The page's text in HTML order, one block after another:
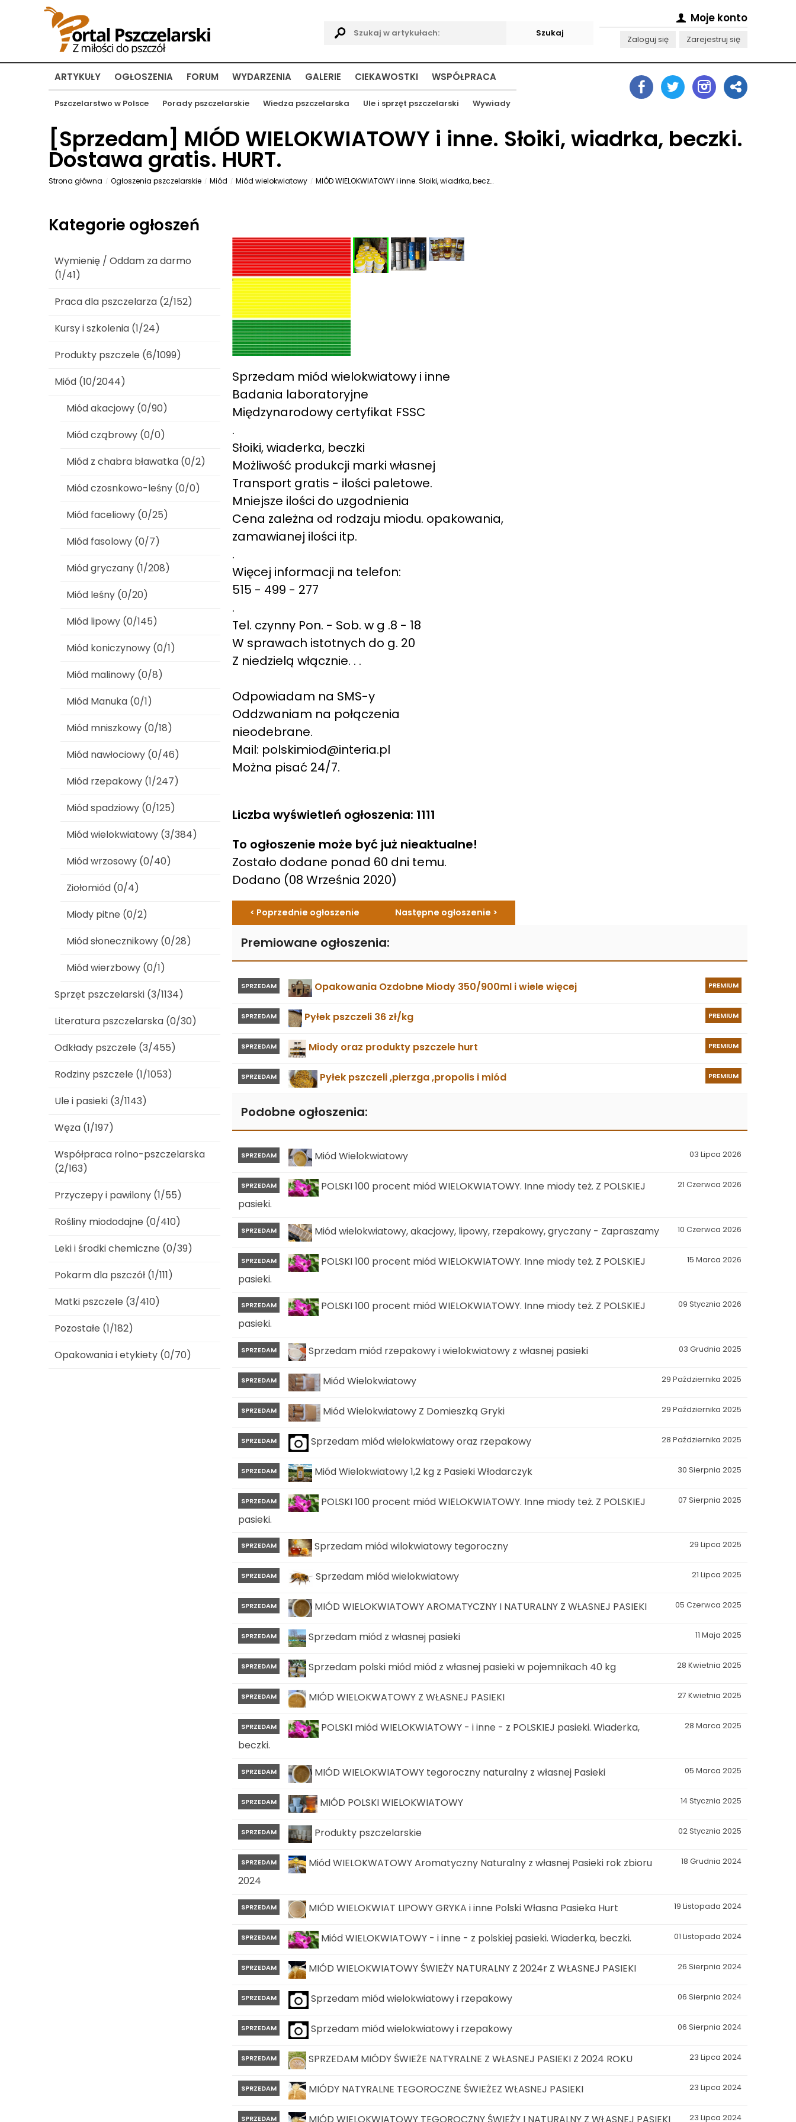
Moje konto
Zaloguj się Zarejestruj się
ARTYKUŁY
Pszczelarstwo w Polsce Porady pszczelarskie Wiedza pszczelarska Ule i sprzęt pszczelarski Wywiady
OGŁOSZENIA FORUM WYDARZENIA GALERIE CIEKAWOSTKI WSPÓŁPRACA
[Sprzedam] MIÓD WIELOKWIATOWY i inne. Słoiki, wiadrka, beczki.
Dostawa gratis. HURT.
Strona główna Ogłoszenia pszczelarskie Miód Miód wielokwiatowy MIÓD WIELOKWIATOWY i inne. Słoiki, wiadrka, beczki. Dostawa gratis. HURT.
Sprzedam miód wielokwiatowy i inne
Badania laboratoryjne
Międzynarodowy certyfikat FSSC
.
Słoiki, wiaderka, beczki
Możliwość produkcji marki własnej
Transport gratis - ilości paletowe.
Mniejsze ilości do uzgodnienia
Cena zależna od rodzaju miodu. opakowania,
zamawianej ilości itp.
.
Więcej informacji na telefon:
515 - 499 - 277
.
Tel. czynny Pon. - Sob. w g .8 - 18
W sprawach istotnych do g. 20
Z niedzielą włącznie. . .
Odpowiadam na SMS-y
Oddzwaniam na połączenia
nieodebrane.
Mail: polskimiod@interia.pl
Można pisać 24/7.
Liczba wyświetleń ogłoszenia: 1111
To ogłoszenie może być już nieaktualne!
Zostało dodane ponad 60 dni temu.
Dodano (08 Września 2020)
< Poprzednie ogłoszenie Następne ogłoszenie >
Premiowane ogłoszenia:
PREMIUM
SPRZEDAM Opakowania Ozdobne Miody 350/900ml i wiele więcej
PREMIUM
SPRZEDAM Pyłek pszczeli 36 zł/kg
PREMIUM
SPRZEDAM Miody oraz produkty pszczele hurt
PREMIUM
SPRZEDAM Pyłek pszczeli ,pierzga ,propolis i miód
Podobne ogłoszenia:
03 Lipca 2026
SPRZEDAM Miód Wielokwiatowy
21 Czerwca 2026
SPRZEDAM
POLSKI 100 procent miód WIELOKWIATOWY. Inne miody też. Z POLSKIEJ
pasieki.
10 Czerwca 2026
SPRZEDAM Miód wielokwiatowy, akacjowy, lipowy, rzepakowy, gryczany - Zapraszamy
15 Marca 2026
SPRZEDAM
POLSKI 100 procent miód WIELOKWIATOWY. Inne miody też. Z POLSKIEJ
pasieki.
09 Stycznia 2026
SPRZEDAM
POLSKI 100 procent miód WIELOKWIATOWY. Inne miody też. Z POLSKIEJ
pasieki.
03 Grudnia 2025
SPRZEDAM Sprzedam miód rzepakowy i wielokwiatowy z własnej pasieki
29 Października 2025
SPRZEDAM Miód Wielokwiatowy
29 Października 2025
SPRZEDAM Miód Wielokwiatowy Z Domieszką Gryki
28 Października 2025
SPRZEDAM Sprzedam miód wielokwiatowy oraz rzepakowy
30 Sierpnia 2025
SPRZEDAM Miód Wielokwiatowy 1,2 kg z Pasieki Włodarczyk
07 Sierpnia 2025
SPRZEDAM
POLSKI 100 procent miód WIELOKWIATOWY. Inne miody też. Z POLSKIEJ
pasieki.
29 Lipca 2025
SPRZEDAM Sprzedam miód wilokwiatowy tegoroczny
21 Lipca 2025
SPRZEDAM Sprzedam miód wielokwiatowy
05 Czerwca 2025
SPRZEDAM MIÓD WIELOKWIATOWY AROMATYCZNY I NATURALNY Z WŁASNEJ PASIEKI
11 Maja 2025
SPRZEDAM Sprzedam miód z własnej pasieki
28 Kwietnia 2025
SPRZEDAM Sprzedam polski miód miód z własnej pasieki w pojemnikach 40 kg
27 Kwietnia 2025
SPRZEDAM MIÓD WIELOKWATOWY Z WŁASNEJ PASIEKI
28 Marca 2025
SPRZEDAM
POLSKI miód WIELOKWIATOWY - i inne - z POLSKIEJ pasieki. Wiaderka,
beczki.
05 Marca 2025
SPRZEDAM MIÓD WIELOKWIATOWY tegoroczny naturalny z własnej Pasieki
14 Stycznia 2025
SPRZEDAM MIÓD POLSKI WIELOKWIATOWY
02 Stycznia 2025
SPRZEDAM Produkty pszczelarskie
18 Grudnia 2024
SPRZEDAM
Miód WIELOKWATOWY Aromatyczny Naturalny z własnej Pasieki rok zbioru
2024
19 Listopada 2024
SPRZEDAM MIÓD WIELOKWIAT LIPOWY GRYKA i inne Polski Własna Pasieka Hurt
01 Listopada 2024
SPRZEDAM Miód WIELOKWIATOWY - i inne - z polskiej pasieki. Wiaderka, beczki.
26 Sierpnia 2024
SPRZEDAM MIÓD WIELOKWIATOWY ŚWIEŻY NATURALNY Z 2024r Z WŁASNEJ PASIEKI
06 Sierpnia 2024
SPRZEDAM Sprzedam miód wielokwiatowy i rzepakowy
06 Sierpnia 2024
SPRZEDAM Sprzedam miód wielokwiatowy i rzepakowy
23 Lipca 2024
SPRZEDAM SPRZEDAM MIÓDY ŚWIEŻE NATYRALNE Z WŁASNEJ PASIEKI Z 2024 ROKU
23 Lipca 2024
SPRZEDAM MIÓDY NATYRALNE TEGOROCZNE ŚWIEŻEZ WŁASNEJ PASIEKI
23 Lipca 2024
SPRZEDAM MIÓD WIELOKWIATOWY TEGOROCZNY ŚWIEŻY I NATURALNY Z WŁASNEJ PASIEKI
Kategorie ogłoszeń
Wymienię / Oddam za darmo
(1/41)
Praca dla pszczelarza (2/152)
Kursy i szkolenia (1/24)
Produkty pszczele (6/1099)
Miód (10/2044)
Miód akacjowy (0/90)
Miód cząbrowy (0/0)
Miód z chabra bławatka (0/2)
Miód czosnkowo-leśny (0/0)
Miód faceliowy (0/25)
Miód fasolowy (0/7)
Miód gryczany (1/208)
Miód leśny (0/20)
Miód lipowy (0/145)
Miód koniczynowy (0/1)
Miód malinowy (0/8)
Miód Manuka (0/1)
Miód mniszkowy (0/18)
Miód nawłociowy (0/46)
Miód rzepakowy (1/247)
Miód spadziowy (0/125)
Miód wielokwiatowy (3/384)
Miód wrzosowy (0/40)
Ziołomiód (0/4)
Miody pitne (0/2)
Miód słonecznikowy (0/28)
Miód wierzbowy (0/1)
Sprzęt pszczelarski (3/1134)
Literatura pszczelarska (0/30)
Odkłady pszczele (3/455)
Rodziny pszczele (1/1053)
Ule i pasieki (3/1143)
Węza (1/197)
Współpraca rolno-pszczelarska
(2/163)
Przyczepy i pawilony (1/55)
Rośliny miododajne (0/410)
Leki i środki chemiczne (0/39)
Pokarm dla pszczół (1/111)
Matki pszczele (3/410)
Pozostałe (1/182)
Opakowania i etykiety (0/70)